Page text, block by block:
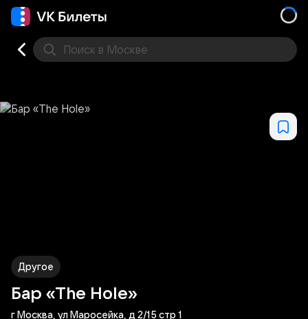
Поиск в Москве
Другое
Бар «The Hole»
г Москва, ул Маросейка, д 2/15 стр 1